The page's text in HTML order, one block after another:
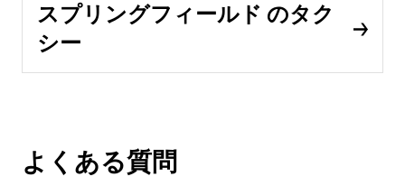
スプリングフィールド のタク
シー
よくある質問